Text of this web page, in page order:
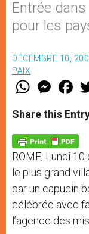
Entrée
pour les
DÉCEMBRE 10,
PAIX
W
t
s
p
p
M
e
s
e
g
e
r
F
a
e
b
o
k
Share this
ROME, Lundi
le plus grand
par un capucin
célébrée avec
l’agence des